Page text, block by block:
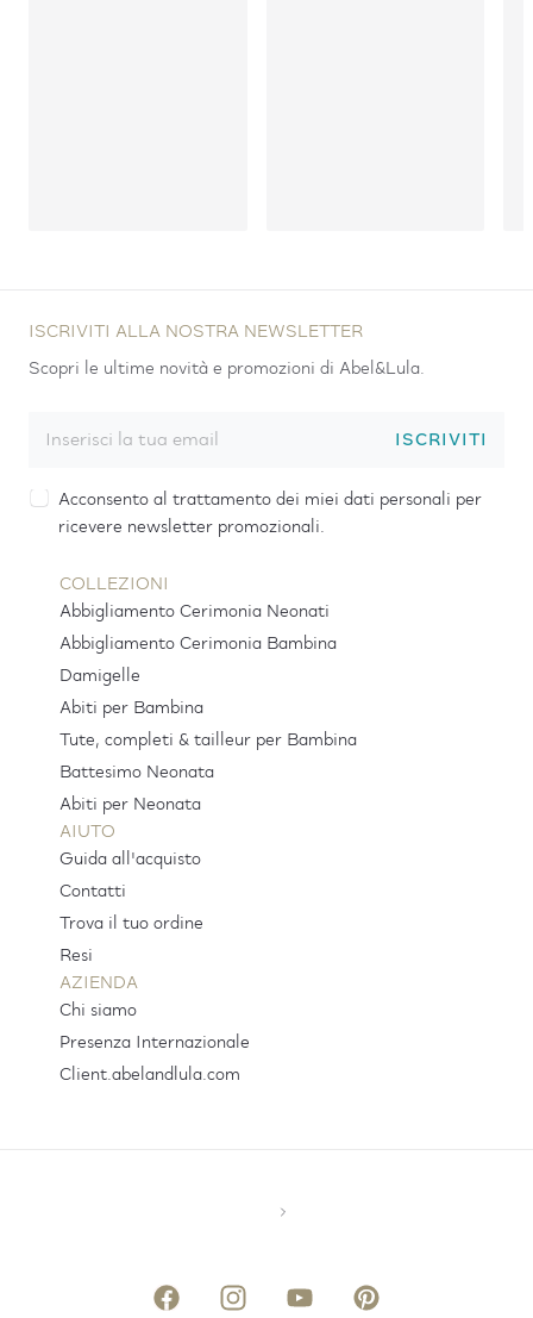
ISCRIVITI ALLA NOSTRA NEWSLETTER
Scopri le ultime novità e promozioni di Abel&Lula.
ISCRIVITI
Acconsento al trattamento dei miei dati personali per
ricevere newsletter promozionali.
COLLEZIONI
Abbigliamento Cerimonia Neonati
Abbigliamento Cerimonia Bambina
Damigelle
Abiti per Bambina
Tute, completi & tailleur per Bambina
Battesimo Neonata
Abiti per Neonata
AIUTO
Guida all'acquisto
Contatti
Trova il tuo ordine
Resi
AZIENDA
Chi siamo
Presenza Internazionale
Client.abelandlula.com